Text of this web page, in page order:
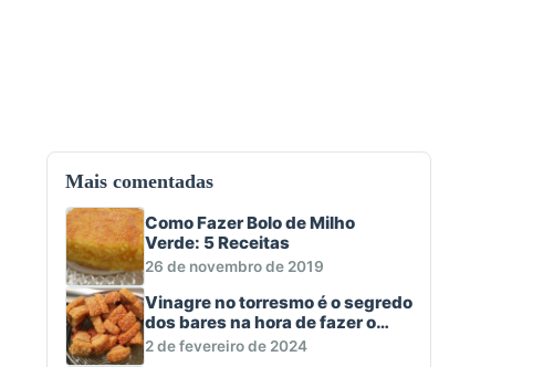
Mais comentadas
Como Fazer Bolo de Milho
Verde: 5 Receitas
26 de novembro de 2019
Vinagre no torresmo é o segredo
dos bares na hora de fazer o
aperitivo macio e crocante
2 de fevereiro de 2024